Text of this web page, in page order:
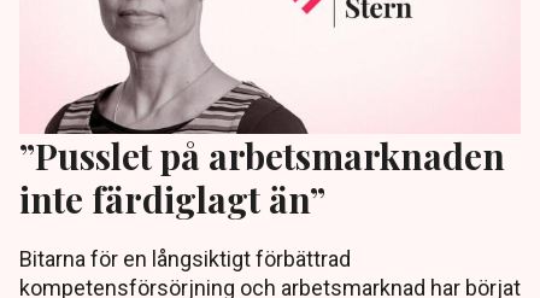
”Pusslet på arbetsmarknaden
inte färdiglagt än”
Bitarna för en långsiktigt förbättrad
kompetensförsörjning och arbetsmarknad har börjat